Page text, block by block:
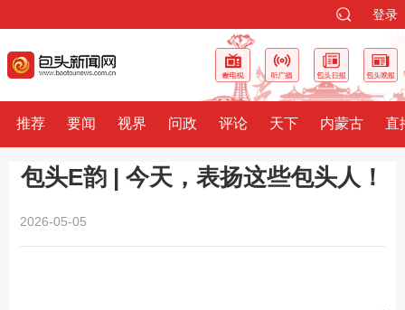
登录
推荐 要闻 视界 问政 评论 天下 内蒙古 直
包头E韵 | 今天，表扬这些包头人！
2026-05-05